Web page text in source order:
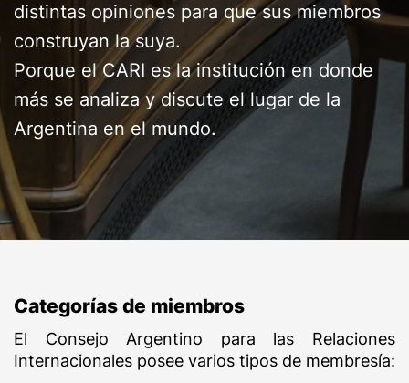
distintas opiniones para que sus miembros
construyan la suya.
Porque el CARI es la institución en donde
más se analiza y discute el lugar de la
Argentina en el mundo.
Categorías de miembros
El Consejo Argentino para las Relaciones
Internacionales posee varios tipos de membresía: